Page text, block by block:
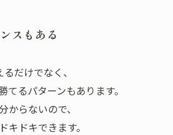
スもある
だけでなく、
るパターンもあります。
からないので、
キドキできます。